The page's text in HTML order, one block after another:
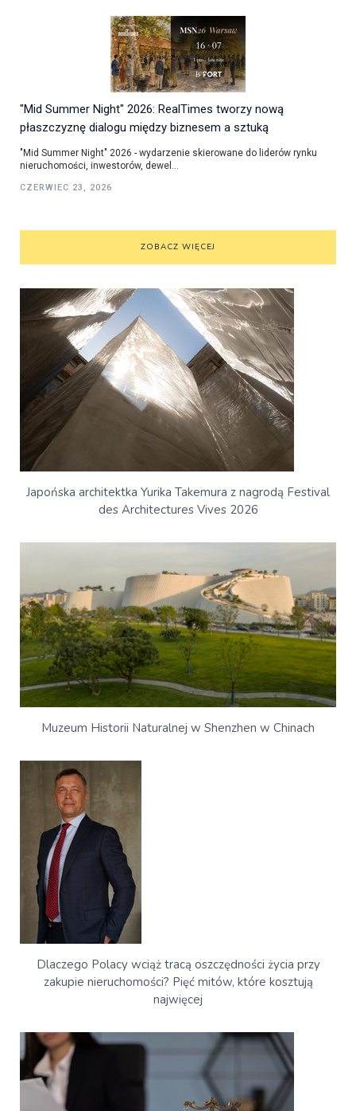
"Mid Summer Night" 2026: RealTimes tworzy nową
płaszczyznę dialogu między biznesem a sztuką
"Mid Summer Night" 2026 - wydarzenie skierowane do liderów rynku
nieruchomości, inwestorów, dewel...
CZERWIEC 23, 2026
ZOBACZ WIĘCEJ
Japońska architektka Yurika Takemura z nagrodą Festival
des Architectures Vives 2026
Muzeum Historii Naturalnej w Shenzhen w Chinach
Dlaczego Polacy wciąż tracą oszczędności życia przy
zakupie nieruchomości? Pięć mitów, które kosztują
najwięcej